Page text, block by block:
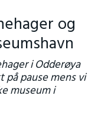
og
i Odderøya
på pause mens vi
museum i